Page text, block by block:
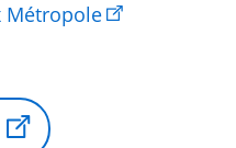
Métropole